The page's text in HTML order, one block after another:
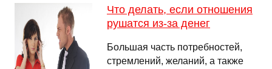
Что делать, если отношения
рушатся из-за денег
Большая часть потребностей,
стремлений, желаний, а также